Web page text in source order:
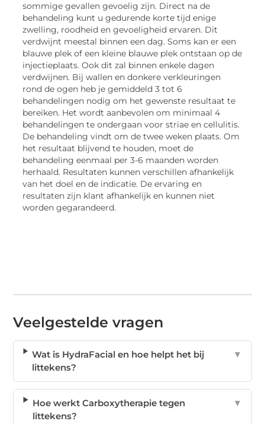
sommige gevallen gevoelig zijn. Direct na de
behandeling kunt u gedurende korte tijd enige
zwelling, roodheid en gevoeligheid ervaren. Dit
verdwijnt meestal binnen een dag. Soms kan er een
blauwe plek of een kleine blauwe plek ontstaan ​​op de
injectieplaats. Ook dit zal binnen enkele dagen
verdwijnen. Bij wallen en donkere verkleuringen
rond de ogen heb je gemiddeld 3 tot 6
behandelingen nodig om het gewenste resultaat te
bereiken. Het wordt aanbevolen om minimaal 4
behandelingen te ondergaan voor striae en cellulitis.
De behandeling vindt om de twee weken plaats. Om
het resultaat blijvend te houden, moet de
behandeling eenmaal per 3-6 maanden worden
herhaald. Resultaten kunnen verschillen afhankelijk
van het doel en de indicatie. De ervaring en
resultaten zijn klant afhankelijk en kunnen niet
worden gegarandeerd.
Veelgestelde vragen
Wat is HydraFacial en hoe helpt het bij
littekens?
▼
Hoe werkt Carboxytherapie tegen
littekens?
▼